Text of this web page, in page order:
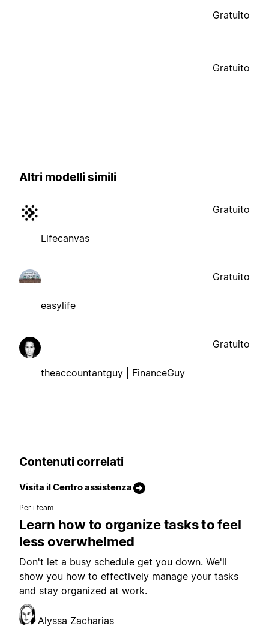
Gratuito
Gratuito
Altri modelli simili
Lifecanvas
Gratuito
easylife
Gratuito
theaccountantguy | FinanceGuy
Gratuito
Contenuti correlati
Visita il Centro assistenza
Per i team
Learn how to organize tasks to feel
less overwhelmed
Don't let a busy schedule get you down. We'll
show you how to effectively manage your tasks
and stay organized at work.
Alyssa Zacharias